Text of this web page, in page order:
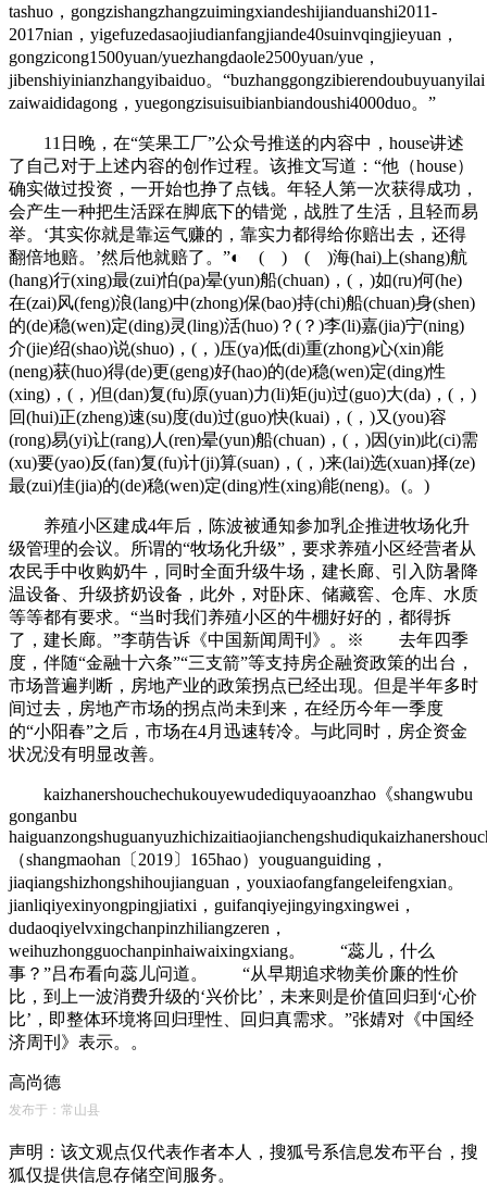
tashuo，gongzishangzhangzuimingxiandeshijianduanshi2011-
2017nian，yigefuzedasaojiudianfangjiande40suinvqingjieyuan，
gongzicong1500yuan/yuezhangdaole2500yuan/yue，
jibenshiyinianzhangyibaiduo。
zaiwaididagong，yuegongzisuisuibianbiandoushi4000duo。”
11日晚，在“笑果工厂”公众号推送的内容中，house讲述
了自己对于上述内容的创作过程。该推文写道：“他（house）
确实做过投资，一开始也挣了点钱。年轻人第一次获得成功，
会产生一种把生活踩在脚底下的错觉，战胜了生活，且轻而易
举。‘其实你就是靠运气赚的，靠实力都得给你赔出去，还得
翻倍地赔。’然后他就赔了。”◐ ( ) ( )海(hai)上(shang)航
(hang)行(xing)最(zui)怕(pa)晕(yun)船(chuan)，(，)如(ru)何(he)
在(zai)风(feng)浪(lang)中(zhong)保(bao)持(chi)船(chuan)身(shen)
的(de)稳(wen)定(ding)灵(ling)活(huo)？(？)李(li)嘉(jia)宁(ning)
介(jie)绍(shao)说(shuo)，(，)压(ya)低(di)重(zhong)心(xin)能
(neng)获(huo)得(de)更(geng)好(hao)的(de)稳(wen)定(ding)性
(xing)，(，)但(dan)复(fu)原(yuan)力(li)矩(ju)过(guo)大(da)，(，)
回(hui)正(zheng)速(su)度(du)过(guo)快(kuai)，(，)又(you)容
(rong)易(yi)让(rang)人(ren)晕(yun)船(chuan)，(，)因(yin)此(ci)需
(xu)要(yao)反(fan)复(fu)计(ji)算(suan)，(，)来(lai)选(xuan)择(ze)
最(zui)佳(jia)的(de)稳(wen)定(ding)性(xing)能(neng)。(。)
养殖小区建成4年后，陈波被通知参加乳企推进牧场化升
级管理的会议。所谓的“牧场化升级”，要求养殖小区经营者从
农民手中收购奶牛，同时全面升级牛场，建长廊、引入防暑降
温设备、升级挤奶设备，此外，对卧床、储藏窖、仓库、水质
等等都有要求。“当时我们养殖小区的牛棚好好的，都得拆
了，建长廊。”李萌告诉《中国新闻周刊》。※ 去年四季
度，伴随“金融十六条”“三支箭”等支持房企融资政策的出台，
市场普遍判断，房地产业的政策拐点已经出现。但是半年多时
间过去，房地产市场的拐点尚未到来，在经历今年一季度
的“小阳春”之后，市场在4月迅速转冷。与此同时，房企资金
状况没有明显改善。
kaizhanershouchechukouyewudediquyaoanzhao《shangwubu
gonganbu
（shangmaohan〔2019〕165hao）youguanguiding，
jiaqiangshizhongshihoujianguan，youxiaofangfangeleifengxian。
jianliqiyexinyongpingjiatixi，guifanqiyejingyingxingwei，
dudaoqiyelvxingchanpinzhiliangzeren，
weihuzhongguochanpinhaiwaixingxiang。 “蕊儿，什么
事？”吕布看向蕊儿问道。 “从早期追求物美价廉的性价
比，到上一波消费升级的‘兴价比’，未来则是价值回归到‘心价
比’，即整体环境将回归理性、回归真需求。”张婧对《中国经
济周刊》表示。。
高尚德
发布于：常山县
声明：该文观点仅代表作者本人，搜狐号系信息发布平台，搜
狐仅提供信息存储空间服务。